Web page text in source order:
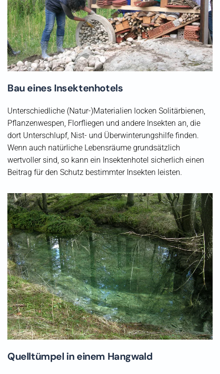
Bau eines Insektenhotels
Unterschiedliche (Natur-)Materialien locken Solitärbienen,
Pflanzenwespen, Florfliegen und andere Insekten an, die
dort Unterschlupf, Nist- und Überwinterungshilfe finden.
Wenn auch natürliche Lebensräume grundsätzlich
wertvoller sind, so kann ein Insektenhotel sicherlich einen
Beitrag für den Schutz bestimmter Insekten leisten.
Quelltümpel in einem Hangwald